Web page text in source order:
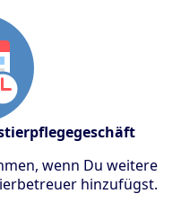
wenn Du weitere
hinzufügst.